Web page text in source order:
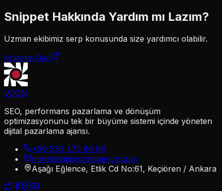
Snippet Hakkında Yardım mı Lazım?
Uzman ekibimiz serp konusunda size yardımcı olabilir.
İletişime Geç
VOON
SEO, performans pazarlama ve dönüşüm
optimizasyonunu tek bir büyüme sistemi içinde yöneten
dijital pazarlama ajansı.
+90 536 472 86 66
merhaba@voonagency.com
Aşağı Eğlence, Etlik Cd No:61, Keçiören / Ankara